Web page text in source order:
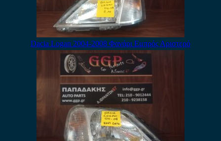
Dacia Logan 2004-2008 Φανάρι Εμπρός Αριστερό